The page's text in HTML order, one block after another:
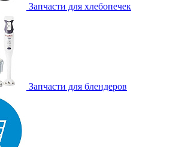
Запчасти для хлебопечек
Запчасти для блендеров